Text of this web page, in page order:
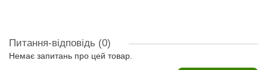
Питання-відповідь (0)
Немає запитань про цей товар.